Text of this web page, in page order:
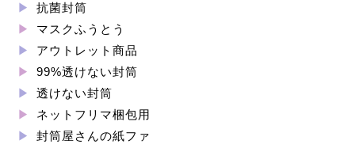
抗菌封筒
マスクふうとう
アウトレット商品
99%透けない封筒
透けない封筒
ネットフリマ梱包用
封筒屋さんの紙ファ